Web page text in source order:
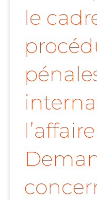
le